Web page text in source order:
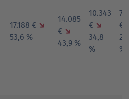
17.188 € ↘
53,6 %
14.085
€ ↘
43,9 %
10.343
€ ↘
34,8
%
€
%